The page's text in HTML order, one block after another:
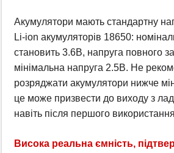
Акумулятори мають стандартну
Li-ion акумуляторів 18650:
становить 3.6В, напруга повного
мінімальна напруга 2.5В. Не
розряджати акумулятори нижче
це може призвести до виходу з
навіть після першого
Висока реальна ємність,